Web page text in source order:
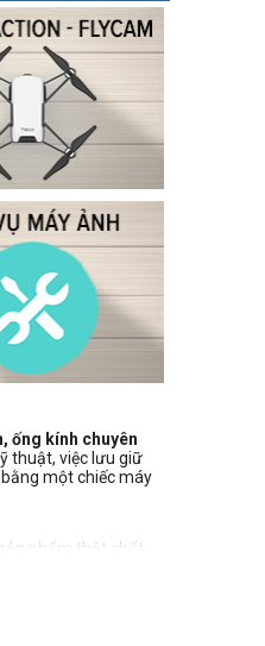
ống kính chuyên
thuật, việc lưu giữ
một chiếc máy
phẩm thật chất
bình chọn.